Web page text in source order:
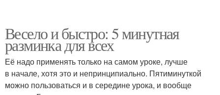
Весело и быстро: 5 минутная
разминка для всех
Её надо применять только на самом уроке, лучше
в начале, хотя это и непринципиально. Пятиминуткой
можно пользоваться и в середине урока, и вообще